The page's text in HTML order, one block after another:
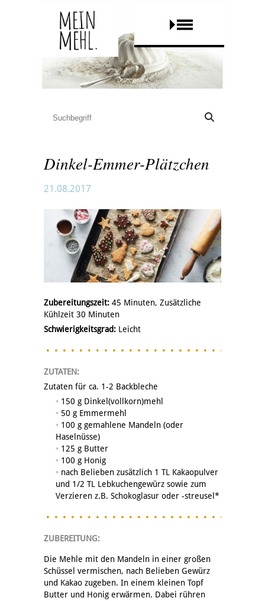
Dinkel-Emmer-Plätzchen
21.08.2017
Zubereitungszeit: 45 Minuten, Zusätzliche
Kühlzeit 30 Minuten
Schwierigkeitsgrad: Leicht
ZUTATEN:
Zutaten für ca. 1-2 Backbleche
150 g Dinkel(vollkorn)mehl
50 g Emmermehl
100 g gemahlene Mandeln (oder
Haselnüsse)
125 g Butter
100 g Honig
nach Belieben zusätzlich 1 TL Kakaopulver
und 1/2 TL Lebkuchengewürz sowie zum
Verzieren z.B. Schokoglasur oder -streusel*
ZUBEREITUNG:
Die Mehle mit den Mandeln in einer großen
Schüssel vermischen, nach Belieben Gewürz
und Kakao zugeben. In einem kleinen Topf
Butter und Honig erwärmen. Dabei rühren